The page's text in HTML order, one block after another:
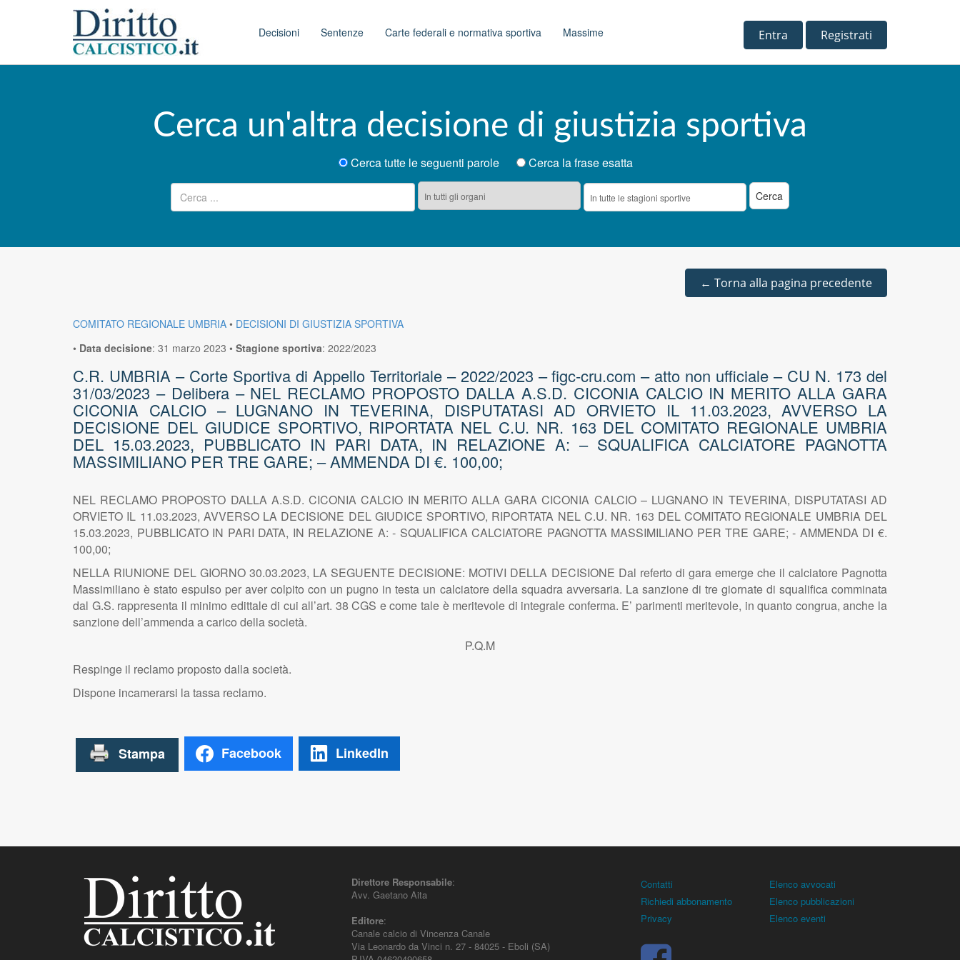
Main menu Decisioni Sentenze Carte federali e normativa sportiva Massime Entra Registrati
Cerca un'altra decisione di giustizia sportiva
Cerca tutte le seguenti parole
Cerca la frase esatta
Ricerca per:
← Torna alla pagina precedente
COMITATO REGIONALE UMBRIA • DECISIONI DI GIUSTIZIA SPORTIVA
• Data decisione: 31 marzo 2023 • Stagione sportiva: 2022/2023
C.R. UMBRIA – Corte Sportiva di Appello Territoriale – 2022/2023 – figc-cru.com – atto non ufficiale – CU N. 173 del
31/03/2023 – Delibera – NEL RECLAMO PROPOSTO DALLA A.S.D. CICONIA CALCIO IN MERITO ALLA GARA
CICONIA CALCIO – LUGNANO IN TEVERINA, DISPUTATASI AD ORVIETO IL 11.03.2023, AVVERSO LA
DECISIONE DEL GIUDICE SPORTIVO, RIPORTATA NEL C.U. NR. 163 DEL COMITATO REGIONALE UMBRIA
DEL 15.03.2023, PUBBLICATO IN PARI DATA, IN RELAZIONE A: – SQUALIFICA CALCIATORE PAGNOTTA
MASSIMILIANO PER TRE GARE; – AMMENDA DI €. 100,00;
NEL RECLAMO PROPOSTO DALLA A.S.D. CICONIA CALCIO IN MERITO ALLA GARA CICONIA CALCIO – LUGNANO IN TEVERINA, DISPUTATASI AD
ORVIETO IL 11.03.2023, AVVERSO LA DECISIONE DEL GIUDICE SPORTIVO, RIPORTATA NEL C.U. NR. 163 DEL COMITATO REGIONALE UMBRIA DEL
15.03.2023, PUBBLICATO IN PARI DATA, IN RELAZIONE A: - SQUALIFICA CALCIATORE PAGNOTTA MASSIMILIANO PER TRE GARE; - AMMENDA DI €.
100,00;
NELLA RIUNIONE DEL GIORNO 30.03.2023, LA SEGUENTE DECISIONE: MOTIVI DELLA DECISIONE Dal referto di gara emerge che il calciatore Pagnotta
Massimiliano è stato espulso per aver colpito con un pugno in testa un calciatore della squadra avversaria. La sanzione di tre giornate di squalifica comminata
dal G.S. rappresenta il minimo edittale di cui all’art. 38 CGS e come tale è meritevole di integrale conferma. E’ parimenti meritevole, in quanto congrua, anche la
sanzione dell’ammenda a carico della società.
P.Q.M
Respinge il reclamo proposto dalla società.
Dispone incamerarsi la tassa reclamo.
Facebook LinkedIn
Direttore Responsabile:
Avv. Gaetano Aita
Editore:
Canale calcio di Vincenza Canale
Via Leonardo da Vinci n. 27 - 84025 - Eboli (SA)
Contatti
Richiedi abbonamento
Privacy
Elenco avvocati
Elenco pubblicazioni
Elenco eventi